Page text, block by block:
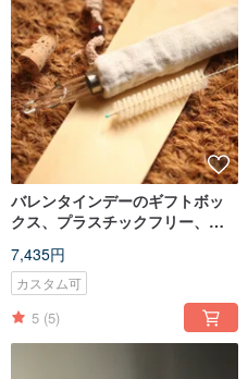
バレンタインデーのギフトボッ
クス、プラスチックフリー、環
ト、ステンレススチール製の保
護ボックス、ガラスストロー、
7,435円
カスタム可
5 (5)